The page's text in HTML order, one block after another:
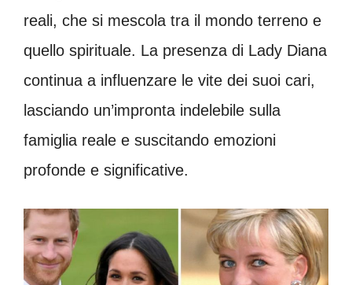
reali, che si mescola tra il mondo terreno e
quello spirituale. La presenza di Lady Diana
continua a influenzare le vite dei suoi cari,
lasciando un’impronta indelebile sulla
famiglia reale e suscitando emozioni
profonde e significative.